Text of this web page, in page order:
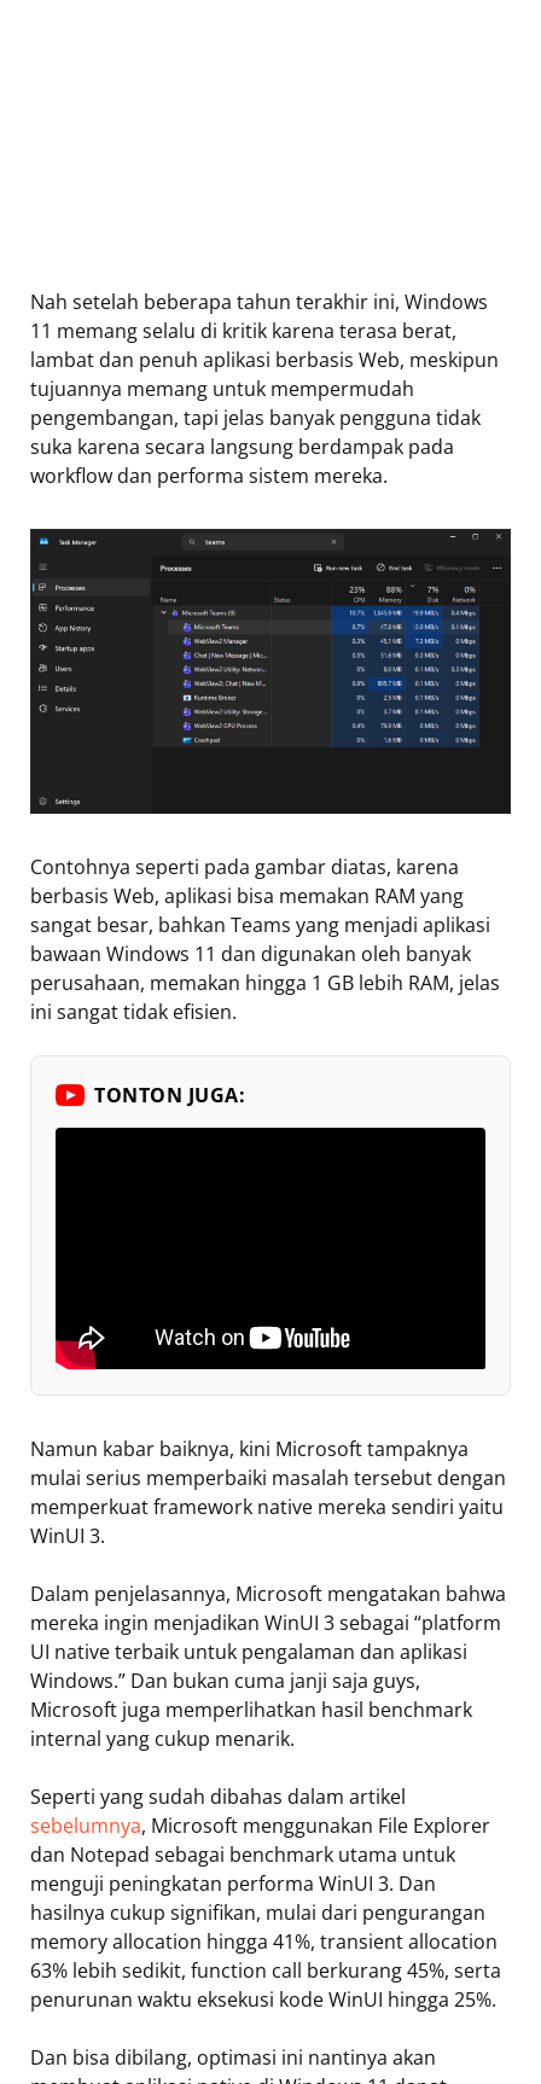
Nah setelah beberapa tahun terakhir ini, Windows
11 memang selalu di kritik karena terasa berat,
lambat dan penuh aplikasi berbasis Web, meskipun
tujuannya memang untuk mempermudah
pengembangan, tapi jelas banyak pengguna tidak
suka karena secara langsung berdampak pada
workflow dan performa sistem mereka.
Contohnya seperti pada gambar diatas, karena
berbasis Web, aplikasi bisa memakan RAM yang
sangat besar, bahkan Teams yang menjadi aplikasi
bawaan Windows 11 dan digunakan oleh banyak
perusahaan, memakan hingga 1 GB lebih RAM, jelas
ini sangat tidak efisien.
TONTON JUGA:
Namun kabar baiknya, kini Microsoft tampaknya
mulai serius memperbaiki masalah tersebut dengan
memperkuat framework native mereka sendiri yaitu
WinUI 3.
Dalam penjelasannya, Microsoft mengatakan bahwa
mereka ingin menjadikan WinUI 3 sebagai “platform
UI native terbaik untuk pengalaman dan aplikasi
Windows.” Dan bukan cuma janji saja guys,
Microsoft juga memperlihatkan hasil benchmark
internal yang cukup menarik.
Seperti yang sudah dibahas dalam artikel
sebelumnya, Microsoft menggunakan File Explorer
dan Notepad sebagai benchmark utama untuk
menguji peningkatan performa WinUI 3. Dan
hasilnya cukup signifikan, mulai dari pengurangan
memory allocation hingga 41%, transient allocation
63% lebih sedikit, function call berkurang 45%, serta
penurunan waktu eksekusi kode WinUI hingga 25%.
Dan bisa dibilang, optimasi ini nantinya akan